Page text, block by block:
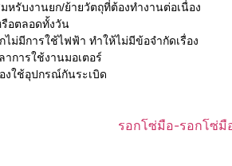
หรับงานยก/ย้ายวัตถุที่ต้องทำงานต่อเนื่อง
อตลอดทั้งวัน
ไม่มีการใช้ไฟฟ้า ทำให้ไม่มีข้อจำกัดเรื่อง
าการใช้งานมอเตอร์
งใช้อุปกรณ์กันระเบิด